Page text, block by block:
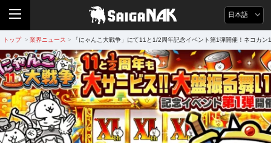
日本語
トップ > 業界ニュース > 「にゃんこ大戦争」にて11と1/2周年記念イベント第1弾開催！ネコカ